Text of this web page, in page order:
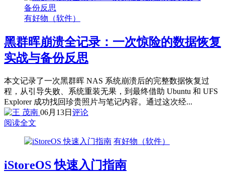
有好物（软件）
黑群晖崩溃全记录：一次惊险的数据恢复
实战与备份反思
本文记录了一次黑群晖 NAS 系统崩溃后的完整数据恢复过
程，从引导失败、系统重装无果，到最终借助 Ubuntu 和 UFS
Explorer 成功找回珍贵照片与笔记内容。通过这次经...
06月13日 评论
阅读全文
有好物（软件）
iStoreOS 快速入门指南